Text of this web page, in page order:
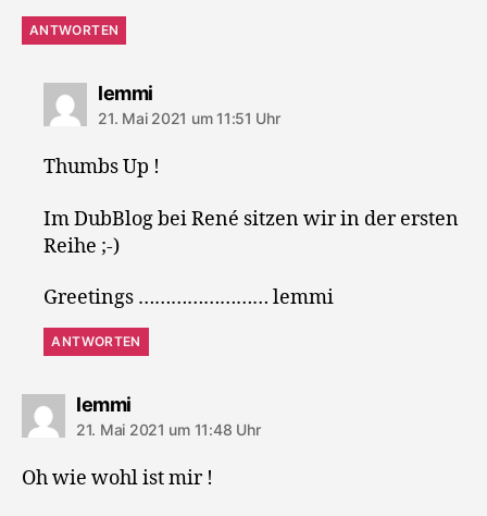
ANTWORTEN
lemmisagt:
21. Mai 2021 um 11:51 Uhr
Thumbs Up !
Im DubBlog bei René sitzen wir in der ersten
Reihe ;-)
Greetings …………………… lemmi
ANTWORTEN
lemmisagt:
21. Mai 2021 um 11:48 Uhr
Oh wie wohl ist mir !